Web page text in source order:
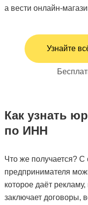
а вести онлайн-
Узнайте
Как узнать
по ИНН
Что же получается? С
предпринимателя
которое даёт
заключает договоры,